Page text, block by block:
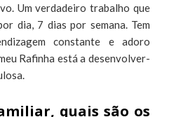
Um verdadeiro trabalho que
dia, 7 dias por semana. Tem
constante e adoro
Rafinha está a desenvolver-
quais são os